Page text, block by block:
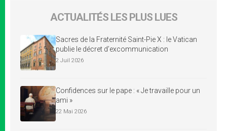
ACTUALITÉS LES PLUS LUES
Sacres de la Fraternité Saint-Pie X : le Vatican
publie le décret d’excommunication
2 Juil 2026
Confidences sur le pape : « Je travaille pour un
ami »
22 Mai 2026